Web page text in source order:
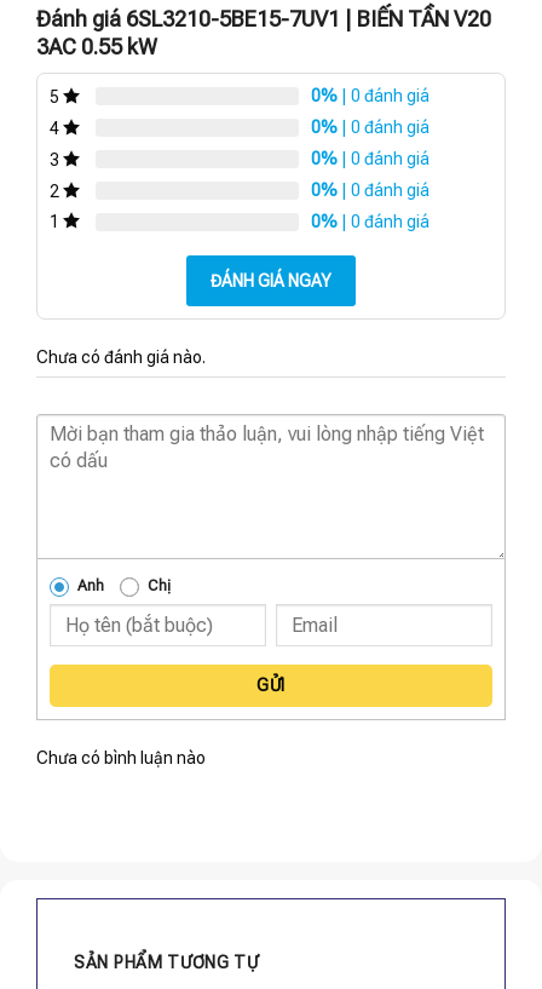
Đánh giá 6SL3210-5BE15-7UV1 | BIẾN TẦN V20
3AC 0.55 kW
5 0% | 0 đánh giá
4
0% | 0 đánh giá
3
0% | 0 đánh giá
2
0% | 0 đánh giá
1
0% | 0 đánh giá
ĐÁNH GIÁ NGAY
Chưa có đánh giá nào.
Anh Chị
GỬI
Chưa có bình luận nào
SẢN PHẨM TƯƠNG TỰ